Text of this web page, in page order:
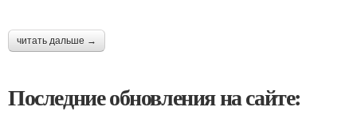
читать дальше →
Последние обновления на сайте: